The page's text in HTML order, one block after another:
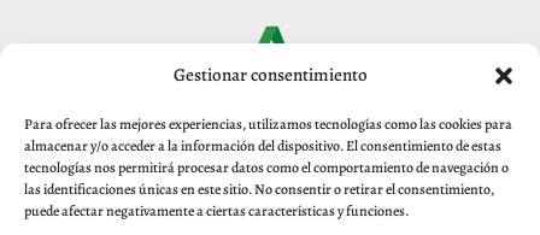
Gestionar consentimiento
Para ofrecer las mejores experiencias, utilizamos tecnologías como las cookies para
almacenar y/o acceder a la información del dispositivo. El consentimiento de estas
tecnologías nos permitirá procesar datos como el comportamiento de navegación o
las identificaciones únicas en este sitio. No consentir o retirar el consentimiento,
puede afectar negativamente a ciertas características y funciones.